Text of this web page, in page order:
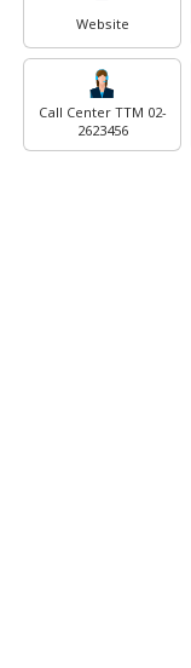
Website
Call Center TTM 02-
2623456